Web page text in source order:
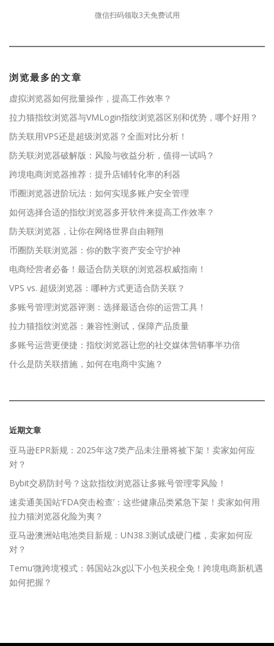
微信扫码领取3天免费试用
浏览最多的文章
虚拟浏览器如何批量操作，提高工作效率？
拉力猫指纹浏览器与VMLogin指纹浏览器区别和优势，哪个好用？
防关联用VPS还是超级浏览器？全面对比分析！
防关联浏览器破解版：风险与收益分析，值得一试吗？
跨境电商浏览器推荐：提升店铺转化率的利器
币圈浏览器进阶玩法：如何实现多账户安全管理
如何选择合适的指纹浏览器多开软件来提高工作效率？
防关联浏览器，让你在网络世界自由翱翔
币圈防关联浏览器：你的数字资产安全守护神
电商经营者必备！最适合防关联的浏览器权威指南！
VPS vs. 超级浏览器：哪种方式更适合防关联？
多账号管理浏览器评测：选择最适合你的运营工具！
拉力猫指纹浏览器：兼容性测试，保障产品质量
多账号运营更便捷：指纹浏览器让您的社交媒体营销事半功倍
什么是防关联措施，如何在电商中实施？
近期文章
亚马逊EPR新规：2025年这7类产品未注册将被下架！卖家如何应
对？
Bybit交易防封号？这款指纹浏览器让多账号管理零风险！
速卖通美国站‘FDA突击检查’：这些健康品类紧急下架！卖家如何用
拉力猫浏览器化险为夷？
亚马逊澳洲站电池类目新规：UN38.3测试成硬门槛，卖家如何应
对？
Temu‘微跨境’模式：韩国站2kg以下小包关税全免！跨境电商新机遇
如何把握？